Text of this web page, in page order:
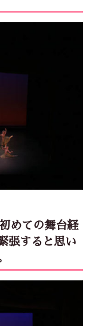
めての舞台経
張すると思い